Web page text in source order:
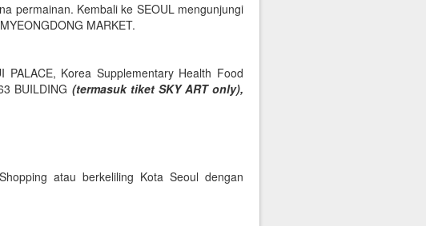
permainan. Kembali ke SEOUL mengunjungi
MARKET.
Korea Supplementary Health Food
BUILDING (termasuk tiket SKY ART only),
atau berkeliling Kota Seoul dengan